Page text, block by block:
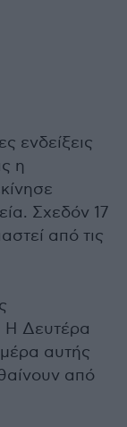
ενδείξεις
η
Σχεδόν 17
από τις
Η Δευτέρα
αυτής
από